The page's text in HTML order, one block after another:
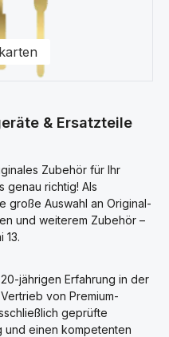
& Ersatzteile
Zubehör für Ihr
genau richtig! Als
große Auswahl an Original-
und weiterem Zubehör –
13.
jährigen Erfahrung in der
von Premium-
geprüfte
und einen kompetenten